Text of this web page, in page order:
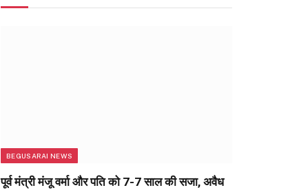
BEGUSARAI NEWS
पूर्व मंत्री मंजू वर्मा और पति को 7-7 साल की सजा, अवैध